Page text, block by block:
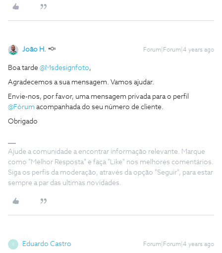
João H. Forum|Forum|4 years ago
Boa tarde @Msdesignfoto,
Agradecemos a sua mensagem. Vamos ajudar.
Envie-nos, por favor, uma mensagem privada para o perfil
@Fórum acompanhada do seu número de cliente.
Obrigado
Ajude a comunidade a encontrar informação relevante. Marque
como "Melhor Resposta" e faça "Like" nos melhores comentários.
Siga os perfis da moderação, através da opção "Seguir", para estar
sempre a par das ultimas novidades.
E Eduardo Castro Forum|Forum|4 years ago